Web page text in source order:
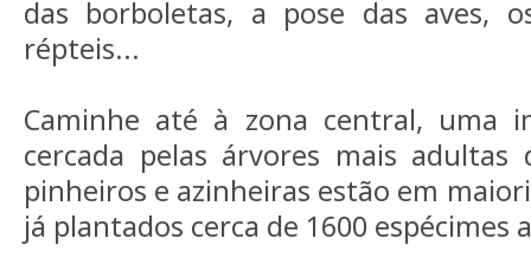
das borboletas, a pose das aves,
répteis...
Caminhe até à zona central, uma
cercada pelas árvores mais adultas
pinheiros e azinheiras estão em
já plantados cerca de 1600 espécimes